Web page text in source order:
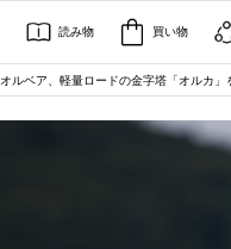
読み物 買い物
オルベア、軽量ロードの金字塔「オルカ